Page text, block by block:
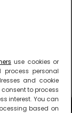
use cookies or
personal
and cookie
to process
interest. You can
based on